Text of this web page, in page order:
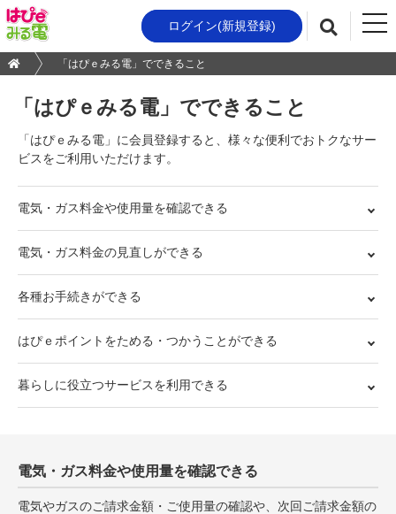
t
g
i
g
n
ログイン(新規登録) 検索
「はぴｅみる電」でできること
「はぴｅみる電」でできること
「はぴｅみる電」に会員登録すると、様々な便利でおトクなサー
ビスをご利用いただけます。
電気・ガス料金や使用量を確認できる
電気・ガス料金の見直しができる
各種お手続きができる
はぴｅポイントをためる・ つかうことができる
暮らしに役立つサービスを利用できる
電気・ガス料金や使用量を確認できる
電気やガスのご請求金額・ご使用量の確認や、次回ご請求金額の